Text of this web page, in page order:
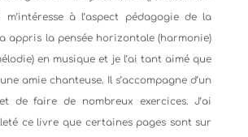
à l’aspect pédagogie de la
appris la pensée horizontale (harmonie)
en musique et je l’ai tant aimé que
amie chanteuse. Il s’accompagne d’un
de faire de nombreux exercices. J’ai
ce livre que certaines pages sont sur